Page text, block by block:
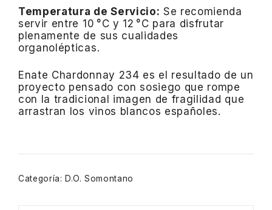
Temperatura de Servicio: Se recomienda
servir entre 10 °C y 12 °C para disfrutar
plenamente de sus cualidades
organolépticas.
Enate Chardonnay 234 es el resultado de un
proyecto pensado con sosiego que rompe
con la tradicional imagen de fragilidad que
arrastran los vinos blancos españoles.
Categoría:D.O. Somontano